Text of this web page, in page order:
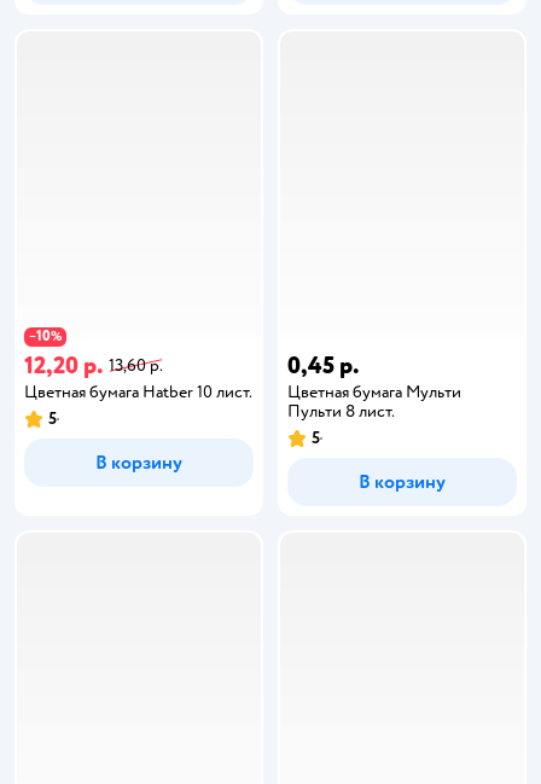
−10%
12,20 р. 13,60 р.
Цветная бумага Hatber 10 лист.
5
В корзину
0,45 р.
Цветная бумага Мульти
Пульти 8 лист.
5
В корзину